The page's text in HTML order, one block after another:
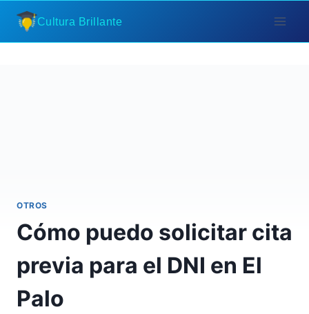
Saltar
contenido
Cultura Brillante
OTROS
Cómo puedo solicitar cita
previa para el DNI en El
Palo